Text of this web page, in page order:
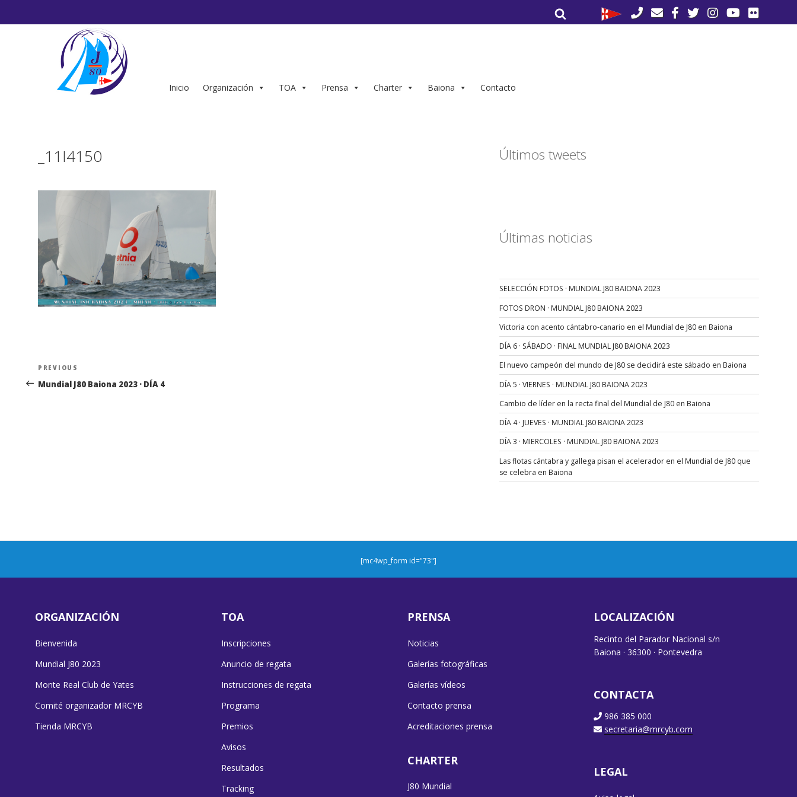
por:
Inicio Organización TOA Prensa Charter Baiona Contacto
_11I4150
Navegación
de
Previous
Post
PREVIOUS
Mundial J80 Baiona 2023 · DÍA 4
Últimos tweets
Últimas noticias
SELECCIÓN FOTOS · MUNDIAL J80 BAIONA 2023
FOTOS DRON · MUNDIAL J80 BAIONA 2023
Victoria con acento cántabro-canario en el Mundial de J80 en Baiona
DÍA 6 · SÁBADO · FINAL MUNDIAL J80 BAIONA 2023
El nuevo campeón del mundo de J80 se decidirá este sábado en Baiona
DÍA 5 · VIERNES · MUNDIAL J80 BAIONA 2023
Cambio de líder en la recta final del Mundial de J80 en Baiona
DÍA 4 · JUEVES · MUNDIAL J80 BAIONA 2023
DÍA 3 · MIERCOLES · MUNDIAL J80 BAIONA 2023
Las flotas cántabra y gallega pisan el acelerador en el Mundial de J80 que
se celebra en Baiona
[mc4wp_form id="73"]
ORGANIZACIÓN
Bienvenida
Mundial J80 2023
Monte Real Club de Yates
Comité organizador MRCYB
Tienda MRCYB
TOA
Inscripciones
Anuncio de regata
Instrucciones de regata
Programa
Premios
Avisos
Resultados
Tracking
PRENSA
Noticias
Galerías fotográficas
Galerías vídeos
Contacto prensa
Acreditaciones prensa
CHARTER
J80 Mundial
LOCALIZACIÓN
Recinto del Parador Nacional s/n
Baiona · 36300 · Pontevedra
CONTACTA
986 385 000
secretaria@mrcyb.com
LEGAL